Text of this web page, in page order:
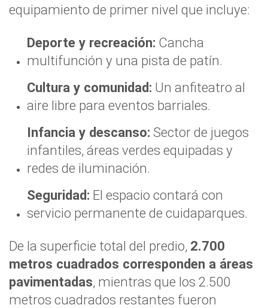
equipamiento de primer nivel que incluye:
Deporte y recreación: Cancha
multifunción y una pista de patín.
Cultura y comunidad: Un anfiteatro al
aire libre para eventos barriales.
Infancia y descanso: Sector de juegos
infantiles, áreas verdes equipadas y
redes de iluminación.
Seguridad: El espacio contará con
servicio permanente de cuidaparques.
De la superficie total del predio, 2.700
metros cuadrados corresponden a áreas
pavimentadas, mientras que los 2.500
metros cuadrados restantes fueron